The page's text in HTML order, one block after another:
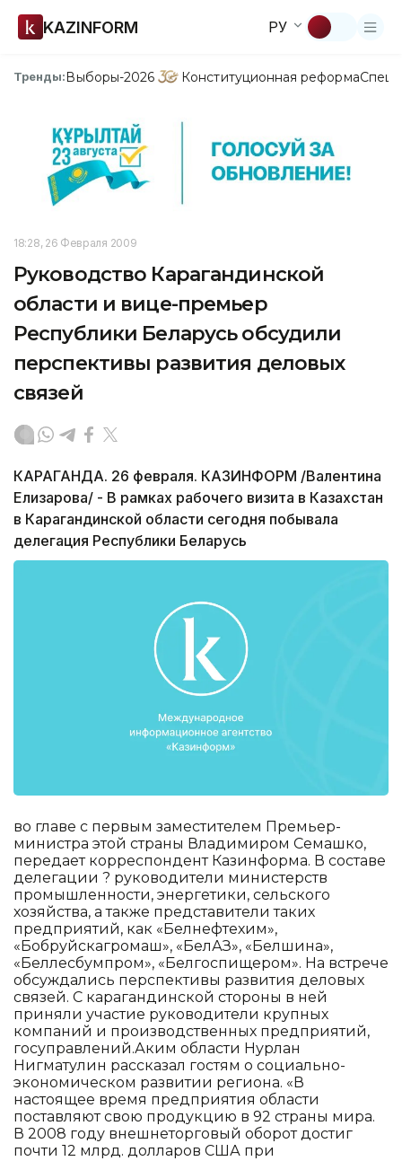
KAZINFORM РУ
Тренды:Выборы-2026 Конституционная реформа
18:28, 26 Февраля 2009
Руководство Карагандинской
области и вице-премьер
Республики Беларусь обсудили
перспективы развития деловых
связей
КАРАГАНДА. 26 февраля. КАЗИНФОРМ /Валентина
Елизарова/ - В рамках рабочего визита в Казахстан
в Карагандинской области сегодня побывала
делегация Республики Беларусь
во главе с первым заместителем Премьер-
министра этой страны Владимиром Семашко,
передает корреспондент Казинформа. В составе
делегации ? руководители министерств
промышленности, энергетики, сельского
хозяйства, а также представители таких
предприятий, как «Белнефтехим»,
«Бобруйскагромаш», «БелАЗ», «Белшина»,
«Беллесбумпром», «Белгоспищером». На встрече
обсуждались перспективы развития деловых
связей. С карагандинской стороны в ней
приняли участие руководители крупных
компаний и производственных предприятий,
госуправлений.Аким области Нурлан
Нигматулин рассказал гостям о социально-
экономическом развитии региона. «В
настоящее время предприятия области
поставляют свою продукцию в 92 страны мира.
В 2008 году внешнеторговый оборот достиг
почти 12 млрд. долларов США при